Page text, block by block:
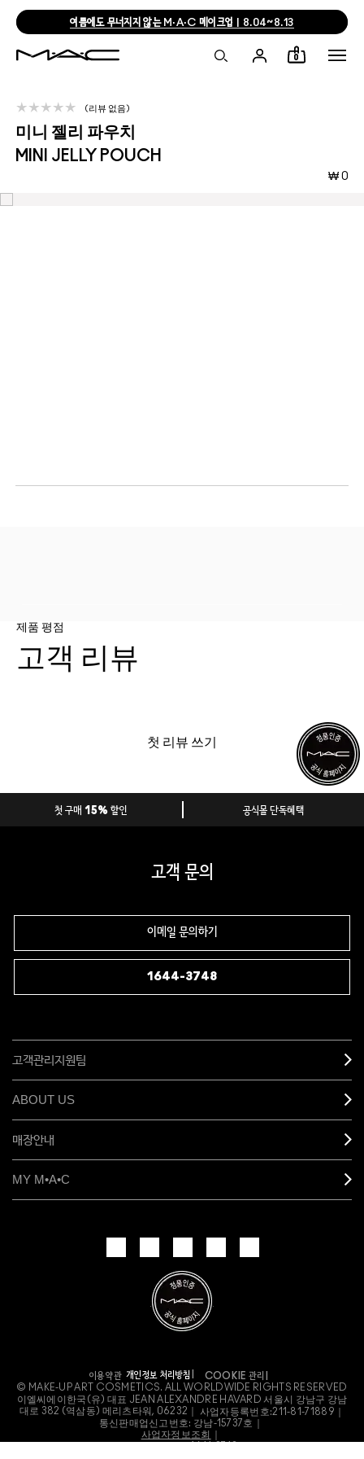
여름에도 무너지지 않는 M·A·C 메이크업 | 8.04~8.13
0
미니 젤리 파우치
MINI JELLY POUCH
₩ 0
리뷰 없음
제품 평점
고객 리뷰
첫 리뷰 쓰기
첫 구매 15% 할인 공식몰 단독혜택
고객 문의
이메일 문의하기
1644-3748
고객관리지원팀
ABOUT US
매장안내
MY M•A•C
이용약관 개인정보 처리방침
COOKIE 관리
© MAKE-UP ART COSMETICS. ALL WORLDWIDE RIGHTS RESERVED
이엘씨에이한국(유) 대표 JEAN ALEXANDRE HAVARD 서울시 강남구 강남
대로 382 (역삼동) 메리츠타워, 06232｜ 사업자등록번호:211-81-71889｜
통신판매업신고번호: 강남-15737호｜
사업자정보조회